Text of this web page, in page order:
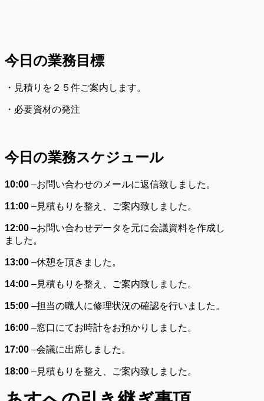
今日の業務目標
・見積りを２５件ご案内します。
・必要資材の発注
今日の業務スケジュール
10:00 –お問い合わせのメールに返信致しました。
11:00 –見積もりを整え、ご案内致しました。
12:00 –お問い合わせデータを元に会議資料を作成し
ました。
13:00 –休憩を頂きました。
14:00 –見積もりを整え、ご案内致しました。
15:00 –担当の職人に修理状況の確認を行いました。
16:00 –窓口にてお時計をお預かりしました。
17:00 –会議に出席しました。
18:00 –見積もりを整え、ご案内致しました。